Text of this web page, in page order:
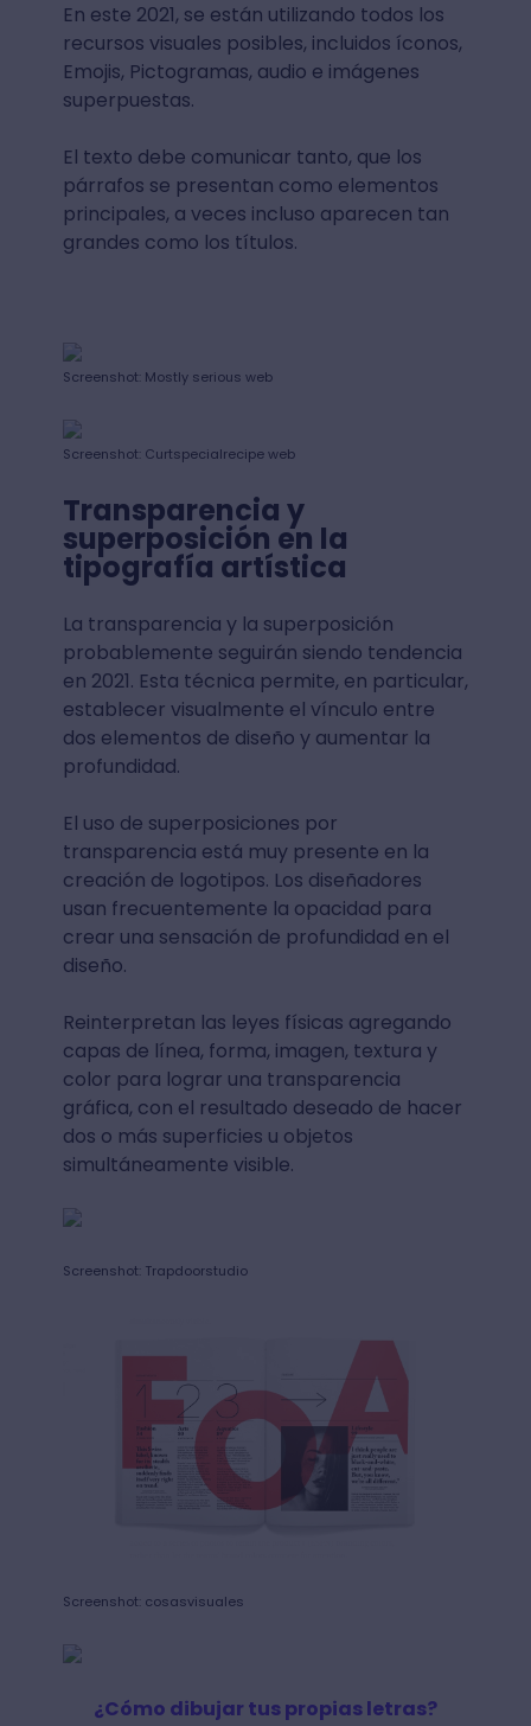
En este 2021, se están utilizando todos los
recursos visuales posibles, incluidos íconos,
Emojis, Pictogramas, audio e imágenes
superpuestas.
El texto debe comunicar tanto, que los
párrafos se presentan como elementos
principales, a veces incluso aparecen tan
grandes como los títulos.
Screenshot: Mostly serious web
Screenshot: Curtspecialrecipe web
Transparencia y
superposición en la
tipografía artística
La transparencia y la superposición
probablemente seguirán siendo tendencia
en 2021. Esta técnica permite, en particular,
establecer visualmente el vínculo entre
dos elementos de diseño y aumentar la
profundidad.
El uso de superposiciones por
transparencia está muy presente en la
creación de logotipos. Los diseñadores
usan frecuentemente la opacidad para
crear una sensación de profundidad en el
diseño.
Reinterpretan las leyes físicas agregando
capas de línea, forma, imagen, textura y
color para lograr una transparencia
gráfica, con el resultado deseado de hacer
dos o más superficies u objetos
simultáneamente visible.
Screenshot: Trapdoorstudio
Screenshot: cosasvisuales
¿Cómo dibujar tus propias letras?